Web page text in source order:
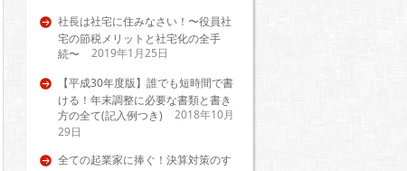
社長は社宅に住みなさい！〜役員社
宅の節税メリットと社宅化の全手
続〜
2019年1月25日
【平成30年度版】誰でも短時間で書
ける！年末調整に必要な書類と書き
方の全て(記入例つき)
2018年10月
29日
全ての起業家に捧ぐ！決算対策のす